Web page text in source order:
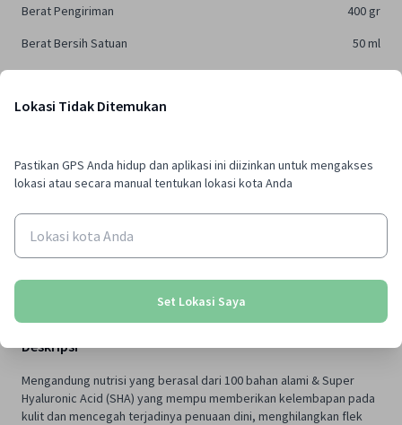
Berat Pengiriman 400 gr
Berat Bersih Satuan
50ml
Pemesanan Minimal
1pcs
100% Produk Original
Tersedia "Pick-Up" di lokasi terdekat
Deskripsi
Mengandung nutrisi yang berasal dari 100 bahan alami & Super
Hyaluronic Acid (SHA) yang mempu memberikan kelembapan pada
kulit dan mencegah terjadinya penuaan dini, menghilangkan flek
Lokasi Tidak Ditemukan
Pastikan GPS Anda hidup dan aplikasi ini diizinkan untuk mengakses
lokasi atau secara manual tentukan lokasi kota Anda
Set Lokasi Saya